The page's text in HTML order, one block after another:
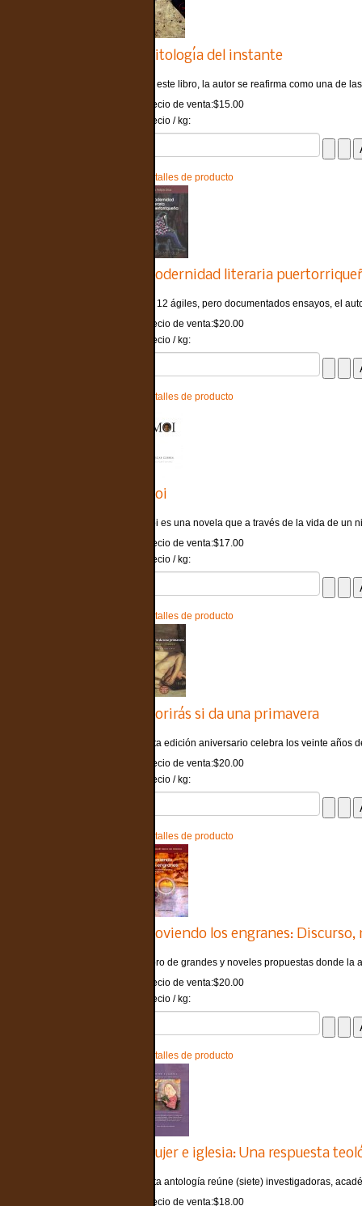
Mitología del instante
En este libro, la autor se reafirma como una de las
Precio de venta:$15.00
Precio / kg:
Detalles de producto
Modernidad literaria
En 12 ágiles, pero documentados ensayos, el
Precio de venta:$20.00
Precio / kg:
Detalles de producto
Moi
Moi es una novela que a través de la vida de un
Precio de venta:$17.00
Precio / kg:
Detalles de producto
Morirás si da una primavera
Esta edición aniversario celebra los veinte años
Precio de venta:$20.00
Precio / kg:
Detalles de producto
Moviendo los engranes:
Libro de grandes y noveles propuestas donde la
Precio de venta:$20.00
Precio / kg:
Detalles de producto
Mujer e iglesia: Una respuesta
Esta antología reúne (siete) investigadoras,
Precio de venta:$18.00